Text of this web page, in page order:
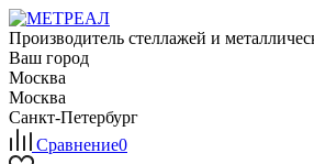
Производитель стеллажей и
Ваш город
Москва
Москва
Санкт-Петербург
Сравнение0